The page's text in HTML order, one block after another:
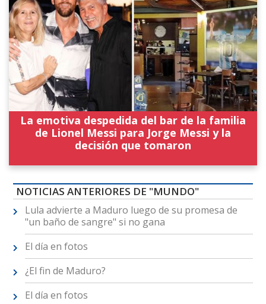
La emotiva despedida del bar de la familia
de Lionel Messi para Jorge Messi y la
decisión que tomaron
NOTICIAS ANTERIORES DE "MUNDO"
Lula advierte a Maduro luego de su promesa de
"un baño de sangre" si no gana
El día en fotos
¿El fin de Maduro?
El día en fotos